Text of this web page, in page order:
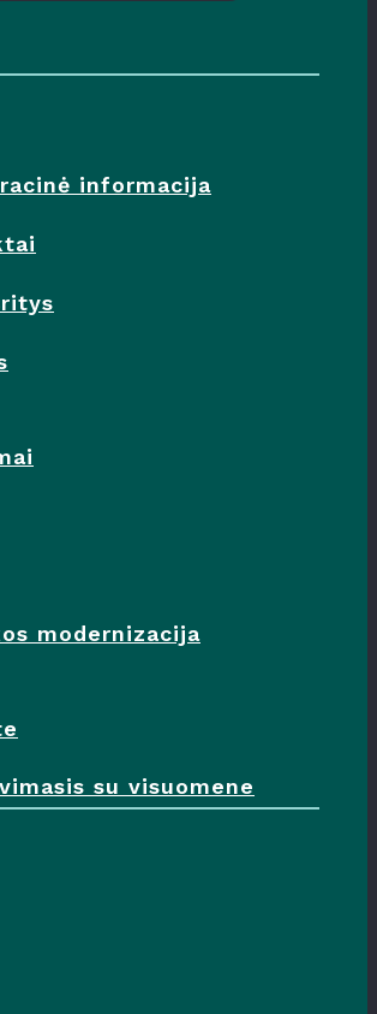
informacija
modernizacija
su visuomene